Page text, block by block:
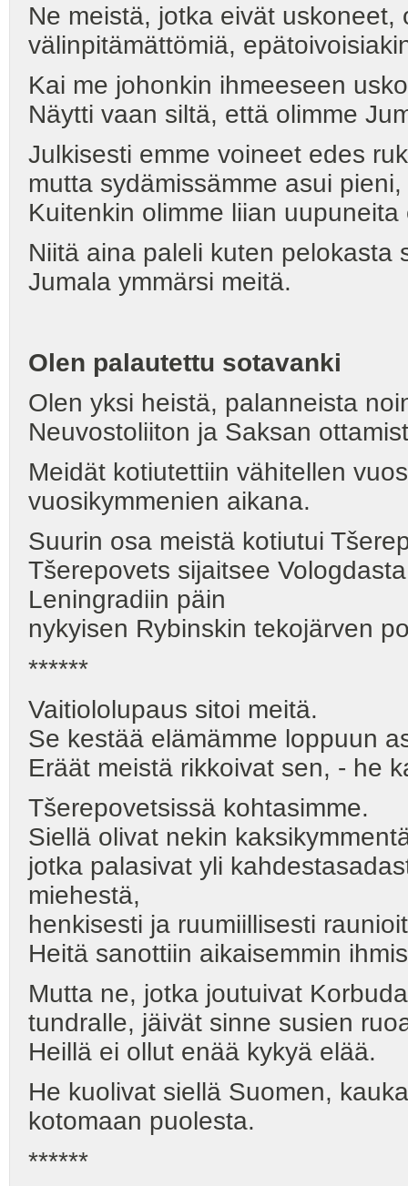
Ne meistä, jotka eivät uskoneet,
välinpitämättömiä,
Kai me johonkin ihmeeseen
Näytti vaan siltä, että olimme
Julkisesti emme voineet edes
mutta sydämissämme asui
Kuitenkin olimme liian
Niitä aina paleli kuten pelokasta
Jumala ymmärsi meitä.
Olen palautettu sotavanki
Olen yksi heistä, palanneista
Neuvostoliiton ja Saksan
Meidät kotiutettiin vähitellen
vuosikymmenien aikana.
Suurin osa meistä kotiutui
Tšerepovets sijaitsee
Leningradiin päin
nykyisen Rybinskin tekojärven
******
Vaitiololupaus sitoi meitä.
Se kestää elämämme loppuun
Eräät meistä rikkoivat sen, - he
Tšerepovetsissä kohtasimme.
Siellä olivat nekin
jotka palasivat yli
miehestä,
henkisesti ja ruumiillisesti
Heitä sanottiin aikaisemmin
Mutta ne, jotka joutuivat
tundralle, jäivät sinne susien
Heillä ei ollut enää kykyä elää.
He kuolivat siellä Suomen,
kotomaan puolesta.
******